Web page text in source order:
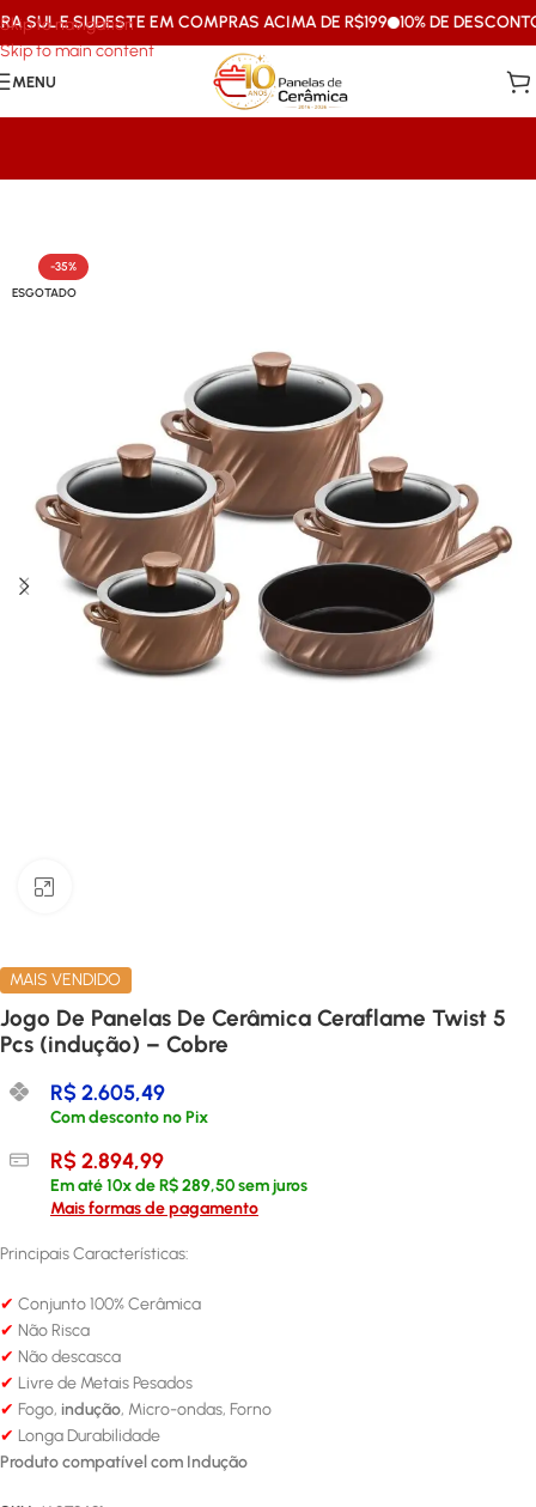
Skip to navigation
Skip to main content
E SUDESTE EM COMPRAS ACIMA DE R$199 10% DE DESCONTO
MENU
-35%
ESGOTADO
MAIS VENDIDO
Jogo De Panelas De Cerâmica Ceraflame Twist 5
Pcs (indução) – Cobre
R$2.605,49
Com desconto no Pix
R$2.894,99
Em até10x deR$289,50sem juros
Mais formas de pagamento
Principais Características:
✔ Conjunto 100% Cerâmica
✔ Não Risca
✔ Não descasca
✔ Livre de Metais Pesados
✔ Fogo, indução, Micro-ondas, Forno
✔ Longa Durabilidade
Produto compatível com Indução